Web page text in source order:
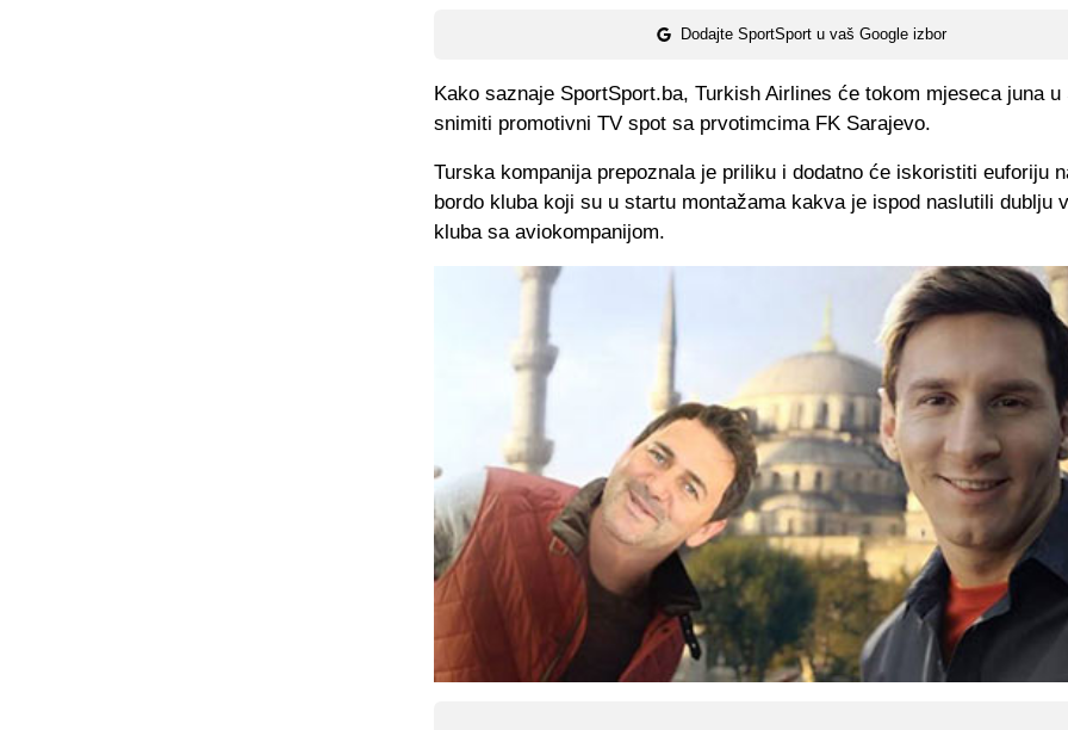
Dodajte SportSport u vaš Google izbor
Kako saznaje SportSport.ba, Turkish Airlines će tokom mjeseca juna u
snimiti promotivni TV spot sa prvotimcima FK Sarajevo.
Turska kompanija prepoznala je priliku i dodatno će iskoristiti euforiju
bordo kluba koji su u startu montažama kakva je ispod naslutili dublju
kluba sa aviokompanijom.